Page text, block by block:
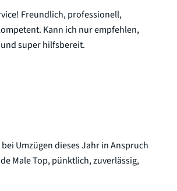
Freundlich, professionell,
Kann ich nur empfehlen,
super hilfsbereit.
bei Umzügen dieses Jahr in Anspruch
Male Top, pünktlich, zuverlässig,